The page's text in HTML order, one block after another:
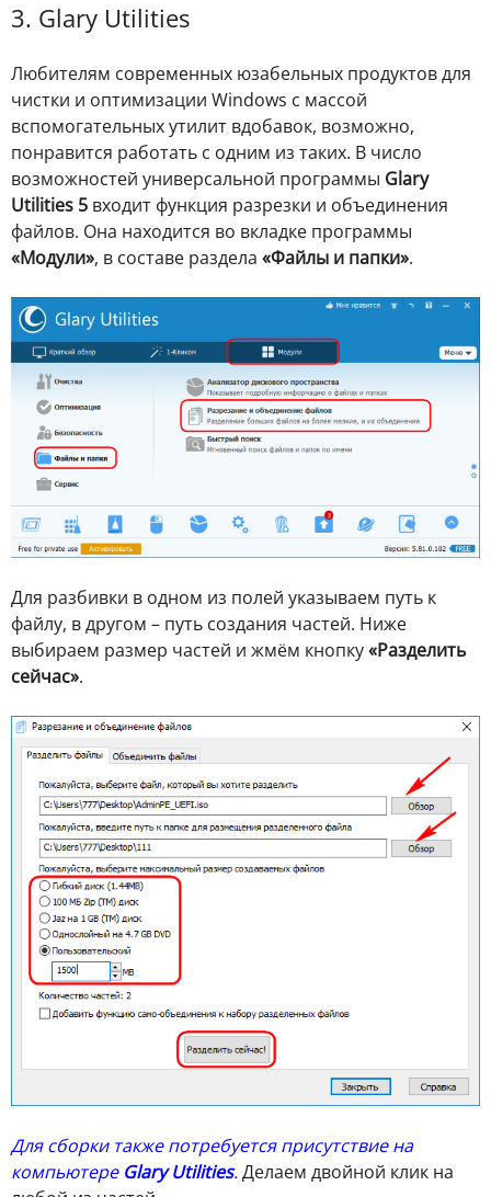
3. Glary Utilities
Любителям современных юзабельных продуктов для
чистки и оптимизации Windows с массой
вспомогательных утилит вдобавок, возможно,
понравится работать с одним из таких. В число
возможностей универсальной программы Glary
Utilities 5 входит функция разрезки и объединения
файлов. Она находится во вкладке программы
«Модули», в составе раздела «Файлы и папки».
Для разбивки в одном из полей указываем путь к
файлу, в другом – путь создания частей. Ниже
выбираем размер частей и жмём кнопку«Разделить
сейчас».
Для сборки также потребуется присутствие на
компьютере Glary Utilities.Делаем двойной клик на